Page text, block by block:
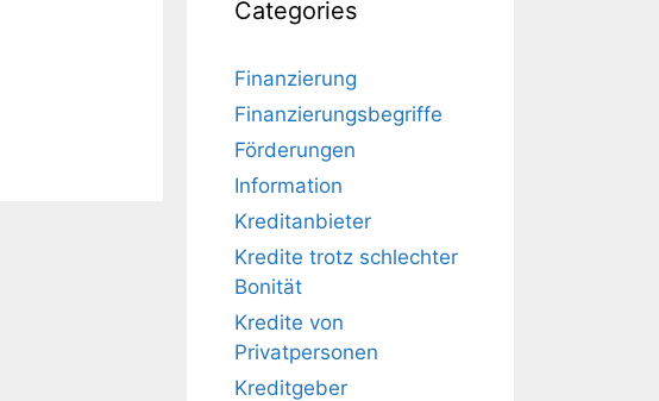
Categories
Finanzierung
Finanzierungsbegriffe
Förderungen
Information
Kreditanbieter
Kredite trotz schlechter
Bonität
Kredite von
Privatpersonen
Kreditgeber